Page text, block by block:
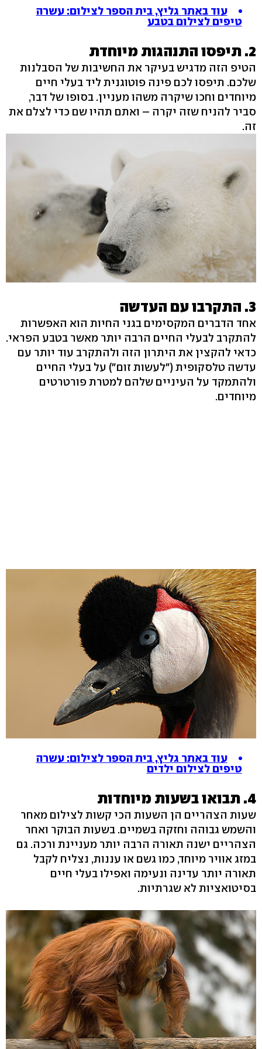
עוד באתר גליץ, בית הספר לצילום: עשרה
טיפים לצילום בטבע
2. תיפסו התנהגות מיוחדת
הטיפ הזה מדגיש בעיקר את החשיבות של הסבלנות
שלכם. תיפסו לכם פינה פוטוגנית ליד בעלי חיים
מיוחדים וחכו שיקרה משהו מעניין. בסופו של דבר,
סביר להניח שזה יקרה – ואתם תהיו שם כדי לצלם את
זה.
3. התקרבו עם העדשה
אחד הדברים המקסימים בגני החיות הוא האפשרות
להתקרב לבעלי החיים הרבה יותר מאשר בטבע הפראי.
כדאי להקצין את היתרון הזה ולהתקרב עוד יותר עם
עדשה טלסקופית ("לעשות זום") על בעלי החיים
ולהתמקד על העיניים שלהם למטרת פורטרטים
מיוחדים.
עוד באתר גליץ, בית הספר לצילום: עשרה
טיפים לצילום ילדים
4. תבואו בשעות מיוחדות
שעות הצהריים הן השעות הכי קשות לצילום מאחר
והשמש גבוהה וחזקה בשמיים. בשעות הבוקר ואחר
הצהריים ישנה תאורה הרבה יותר מעניינת ורכה. גם
במזג אוויר מיוחד, כמו גשם או עננות, נצליח לקבל
תאורה יותר עדינה ונעימה ואפילו בעלי חיים
בסיטואציות לא שגרתיות.